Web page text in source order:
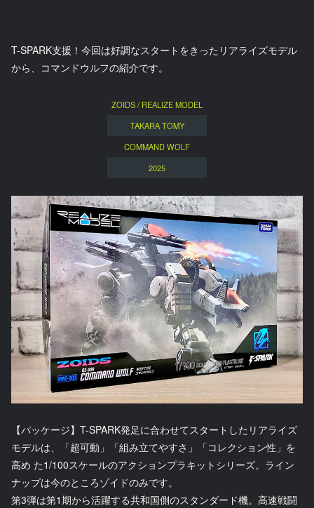
T-SPARK支援！今回は好調なスタートをきったリアライズモデル
から、コマンドウルフの紹介です。
ZOIDS / REALIZE MODEL
TAKARA TOMY
COMMAND WOLF
2025
【パッケージ】T-SPARK発足に合わせてスタートしたリアライズ
モデルは、「超可動」「組み立てやすさ」「コレクション性」を
高め た1/100スケールのアクションプラキットシリーズ。ライン
ナップは今のところゾイドのみです。
第3弾は第1期から活躍する共和国側のスタンダード機。高速戦闘